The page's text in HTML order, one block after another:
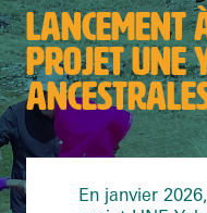
LANCEMENT
PROJET UNE
En janvier